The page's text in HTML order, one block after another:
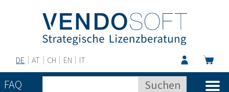
DE AT CH EN IT
FAQ